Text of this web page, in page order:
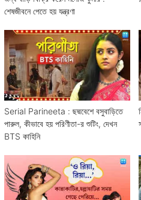
শেষজীবনে পেতে হয় যন্ত্রণা
Serial Parineeta : ছদ্মবেশে বসুবাড়িতে
পারুল, কীভাবে হয় পরিণীতা-র শুটিং, দেখন
BTS কাহিনি